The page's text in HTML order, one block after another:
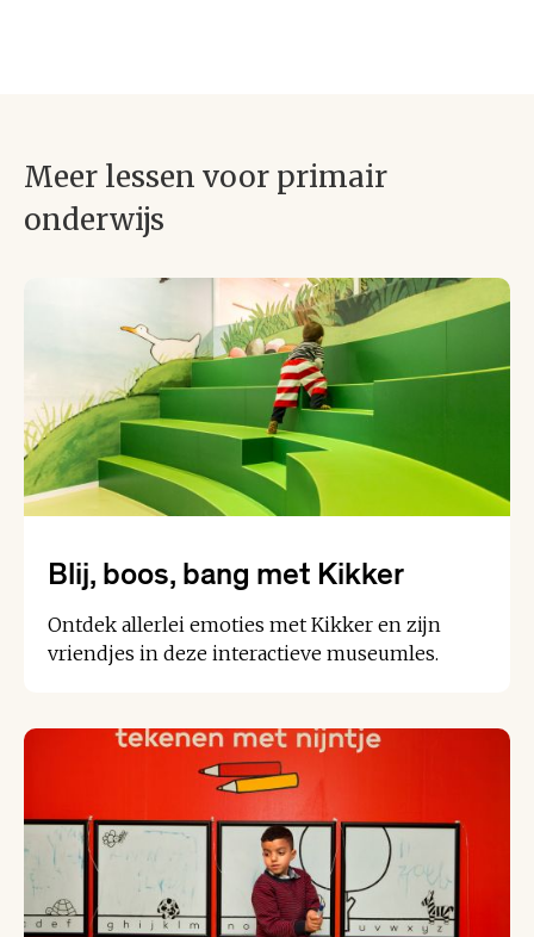
Meer lessen voor primair
onderwijs
Blij, boos, bang met Kikker
Ontdek allerlei emoties met Kikker en zijn
vriendjes in deze interactieve museumles.